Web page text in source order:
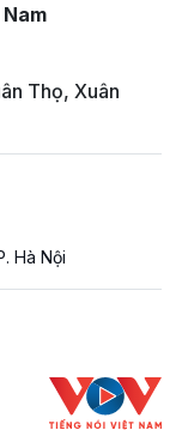
Thọ, Xuân
Hà Nội